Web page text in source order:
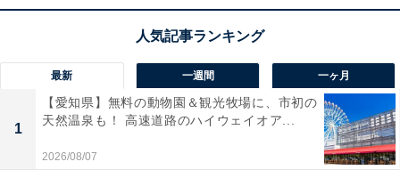
最新 一週間 一ヶ月
1
【愛知県】無料の動物園＆観光牧場に、市初の
天然温泉も！ 高速道路のハイウェイオア...
2026/08/07